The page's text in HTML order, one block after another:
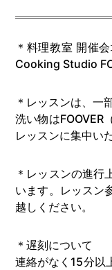
＊料理教室 開催
Cooking Studio
＊レッスンは、一
洗い物はFOOVER
レッスンに集中い
＊レッスンの進行
います。レッスン
越しください。
＊遅刻について
連絡がなく15分以